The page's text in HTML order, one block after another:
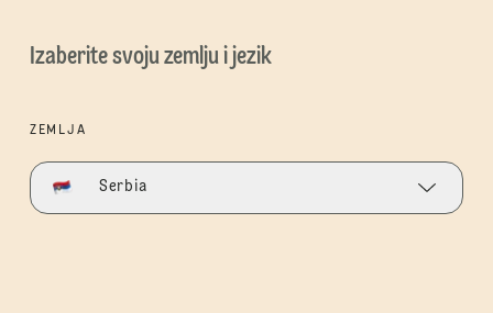
Izaberite svoju zemlju i jezik
ZEMLJA
Serbia